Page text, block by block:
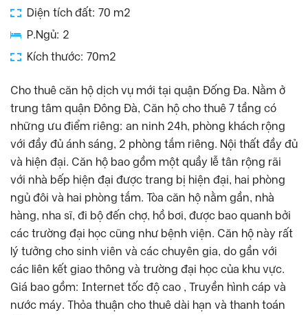
Diện tích đất: 70 m2
P.Ngủ: 2
Kích thước: 70m2
Cho thuê căn hộ dịch vụ mới tại quận Đống Đa. Nằm ở
trung tâm quận Đông Đà, Căn hộ cho thuê 7 tầng có
những ưu điểm riêng: an ninh 24h, phòng khách rộng
với đầy đủ ánh sáng, 2 phòng tắm riêng. Nội thất đầy đủ
và hiện đại. Căn hộ bao gồm một quầy lễ tân rộng rãi
với nhà bếp hiện đại được trang bị hiện đại, hai phòng
ngủ đôi và hai phòng tắm. Tòa căn hộ nằm gần, nhà
hàng, nha sĩ, đi bộ đến chợ, hồ bơi, được bao quanh bởi
các trường đại học cũng như bệnh viện. Căn hộ này rất
lý tưởng cho sinh viên và các chuyên gia, do gần với
các liên kết giao thông và trường đại học của khu vực.
Giá bao gồm: Internet tốc độ cao , Truyền hình cáp và
nước máy. Thỏa thuận cho thuê dài hạn và thanh toán